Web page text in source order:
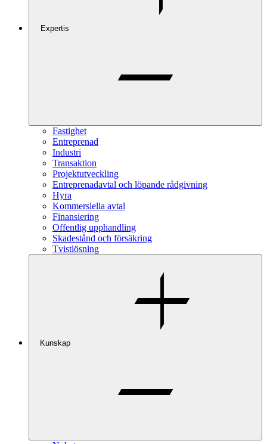
Expertis
Fastighet
Entreprenad
Industri
Transaktion
Projektutveckling
Entreprenadavtal och löpande rådgivning
Hyra
Kommersiella avtal
Finansiering
Offentlig upphandling
Skadestånd och försäkring
Tvistlösning
Kunskap